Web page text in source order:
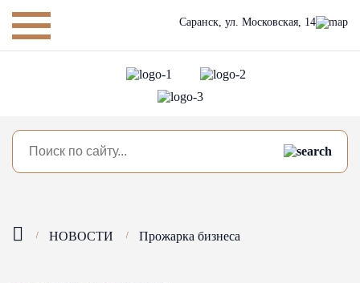
Саранск, ул. Московская, 14
НОВОСТИ Прожарка бизнеса